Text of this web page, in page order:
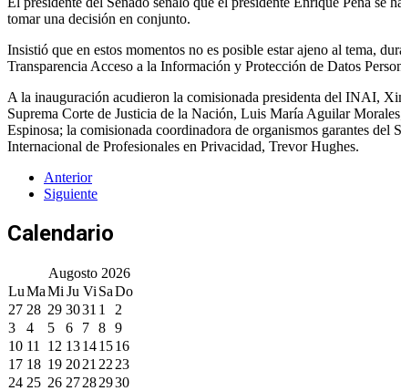
tomar una decisión en conjunto.
Insistió que en estos momentos no es posible estar ajeno al tema,
Transparencia Acceso a la Información y Protección de Datos
A la inauguración acudieron la comisionada presidenta del INAI,
Suprema Corte de Justicia de la Nación, Luis María Aguilar
Espinosa; la comisionada coordinadora de organismos garantes
Internacional de Profesionales en Privacidad, Trevor Hughes.
Anterior
Siguiente
Calendario
Augosto 2026
LuMaMi Ju Vi SaDo
27 28 29 3031 1
2
3
4 5 6 7 8 9
10 11 12 13141516
17 18 19 2021 22 23
24 25 26 27282930